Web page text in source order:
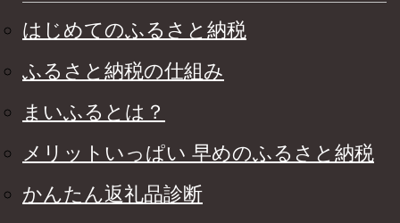
はじめてのふるさと納税
ふるさと納税の仕組み
まいふるとは？
メリットいっぱい 早めのふるさと納税
かんたん返礼品診断